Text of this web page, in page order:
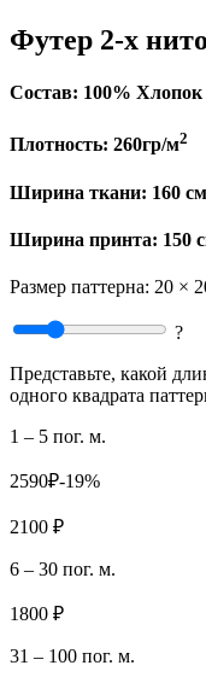
Футер 2-х
Состав: 100% Хлопок
Плотность: 260гр/м2
Ширина ткани: 160
Ширина принта: 150
Размер паттерна: 20 ×
?
Представьте, какой
одного квадрата
1 – 5 пог. м.
2590₽-19%
2100 ₽
6 – 30 пог. м.
1800 ₽
31 – 100 пог. м.